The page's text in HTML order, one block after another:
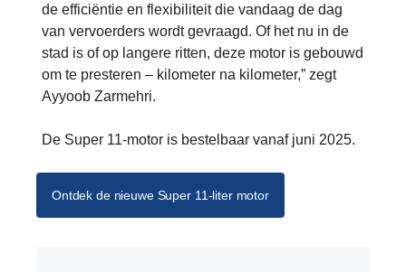
de efficiëntie en flexibiliteit die vandaag de dag
van vervoerders wordt gevraagd. Of het nu in de
stad is of op langere ritten, deze motor is gebouwd
om te presteren – kilometer na kilometer,” zegt
Ayyoob Zarmehri.
De Super 11-motor is bestelbaar vanaf juni 2025.
Ontdek de nieuwe Super 11-liter motor